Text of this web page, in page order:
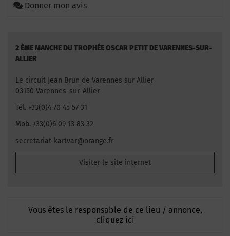
Donner mon avis
2 ÈME MANCHE DU TROPHÉE OSCAR PETIT DE VARENNES-SUR-
ALLIER
Le circuit Jean Brun de Varennes sur Allier
03150 Varennes-sur-Allier
Tél. +33(0)4 70 45 57 31
Mob. +33(0)6 09 13 83 32
secretariat-kartvar@orange.fr
Visiter le site internet
Vous êtes le responsable de ce lieu / annonce,
cliquez ici